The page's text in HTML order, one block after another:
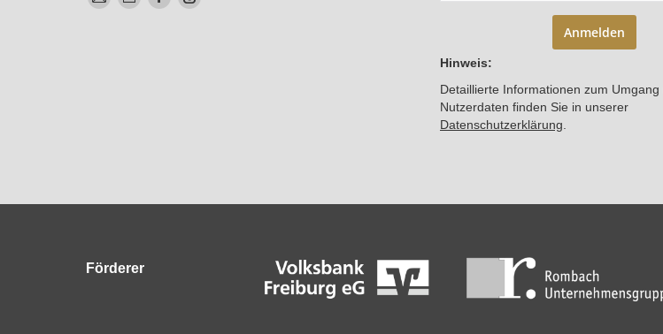
E-
WebsiteFacebookInstagram
Anmelden
Hinweis:
Detaillierte Informationen zum Umgang
Nutzerdaten finden Sie in unserer
Datenschutzerklärung
Förderer